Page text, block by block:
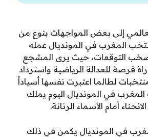
العالمي إلى بعض المواجهات بنوع من
المغرب في المونديال عمله
صخب التوقعات، حيث يرى المشجع
فرصة للعدالة الرياضية واسترداد
لطالما اعتبرت نفسها أسياداً
في المونديال اليوم يملك
أمام الأسماء الرنانة.
في المونديال يكمن في ذلك